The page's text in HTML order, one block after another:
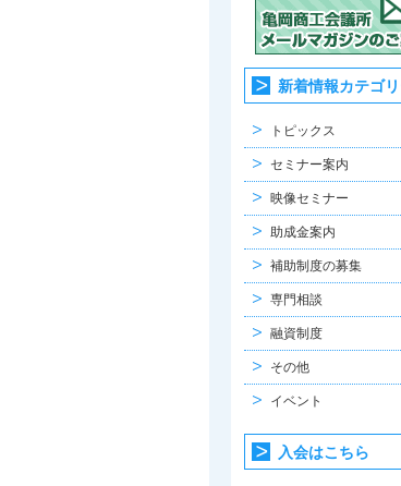
新着情報カテゴ
トピックス
セミナー案内
映像セミナー
助成金案内
補助制度の募集
専門相談
融資制度
その他
イベント
入会はこちら